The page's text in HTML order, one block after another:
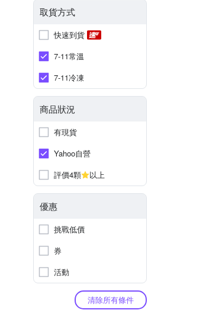
取貨方式
快速到貨
7-11常溫
7-11冷凍
商品狀況
有現貨
Yahoo自營
評價4顆
以上
優惠
挑戰低價
券
活動
清除所有條件